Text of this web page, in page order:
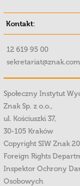
Kontakt:
12 619 95 00
Społeczny Instytut
Znak Sp. z o.o.,
ul. Kościuszki 37,
30-105 Kraków
Copyright SIW Znak
Foreign Rights
Inspektor Ochrony
Osobowych